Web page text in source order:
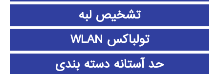
تشخیص لبه
تولباکس WLAN
حد آستانه دسته بندی